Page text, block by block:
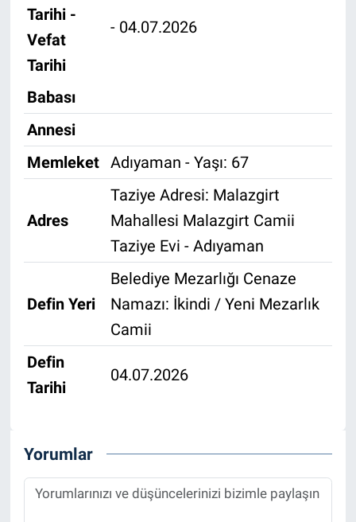
Tarihi -
Vefat
Tarihi
- 04.07.2026
Babası
Annesi
Memleket Adıyaman - Yaşı: 67
Adres
Taziye Adresi: Malazgirt
Mahallesi Malazgirt Camii
Taziye Evi - Adıyaman
Defin Yeri
Belediye Mezarlığı Cenaze
Namazı: İkindi / Yeni Mezarlık
Camii
Defin
Tarihi
04.07.2026
Yorumlar
Kültür Sanat
Eğitim
Ekonomi
Yaşam
Çevre
BİLİM VE TEKNOLOJİ
Şambayat Haber